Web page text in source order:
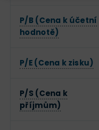
P/B (Cena k účetní
hodnotě)
P/E (Cena k zisku)
P/S (Cena k
příjmům)